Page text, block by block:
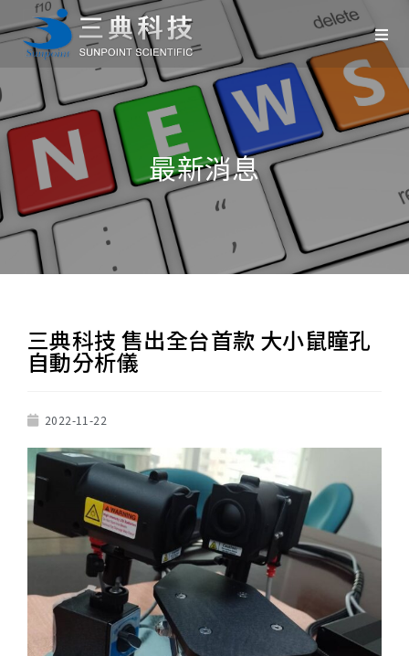
最新消息
三典科技 售出全台首款 大小鼠瞳孔
自動分析儀
2022-11-22